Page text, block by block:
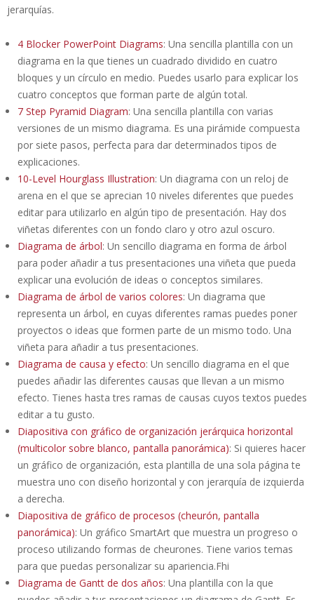
jerarquías.
4 Blocker PowerPoint Diagrams: Una sencilla plantilla con un
diagrama en la que tienes un cuadrado dividido en cuatro
bloques y un círculo en medio. Puedes usarlo para explicar los
cuatro conceptos que forman parte de algún total.
7 Step Pyramid Diagram: Una sencilla plantilla con varias
versiones de un mismo diagrama. Es una pirámide compuesta
por siete pasos, perfecta para dar determinados tipos de
explicaciones.
10-Level Hourglass Illustration: Un diagrama con un reloj de
arena en el que se aprecian 10 niveles diferentes que puedes
editar para utilizarlo en algún tipo de presentación. Hay dos
viñetas diferentes con un fondo claro y otro azul oscuro.
Diagrama de árbol: Un sencillo diagrama en forma de árbol
para poder añadir a tus presentaciones una viñeta que pueda
explicar una evolución de ideas o conceptos similares.
Diagrama de árbol de varios colores: Un diagrama que
representa un árbol, en cuyas diferentes ramas puedes poner
proyectos o ideas que formen parte de un mismo todo. Una
viñeta para añadir a tus presentaciones.
Diagrama de causa y efecto: Un sencillo diagrama en el que
puedes añadir las diferentes causas que llevan a un mismo
efecto. Tienes hasta tres ramas de causas cuyos textos puedes
editar a tu gusto.
Diapositiva con gráfico de organización jerárquica horizontal
(multicolor sobre blanco, pantalla panorámica): Si quieres hacer
un gráfico de organización, esta plantilla de una sola página te
muestra uno con diseño horizontal y con jerarquía de izquierda
a derecha.
Diapositiva de gráfico de procesos (cheurón, pantalla
panorámica): Un gráfico SmartArt que muestra un progreso o
proceso utilizando formas de cheurones. Tiene varios temas
para que puedas personalizar su apariencia.Fhi
Diagrama de Gantt de dos años: Una plantilla con la que